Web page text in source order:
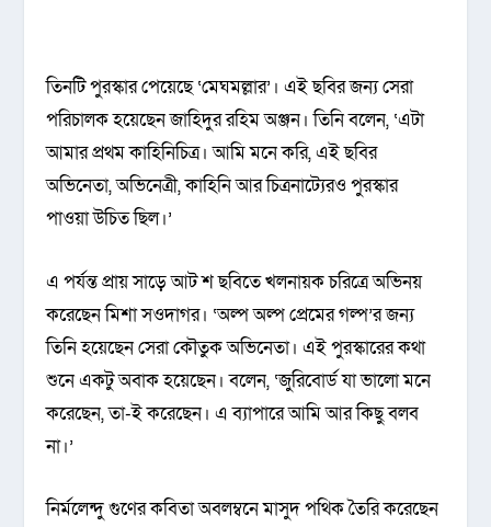
তিনটি পুরস্কার পেয়েছে ‘মেঘমল্লার’। এই ছবির জন্য সেরা
পরিচালক হয়েছেন জাহিদুর রহিম অঞ্জন। তিনি বলেন, ‘এটা
আমার প্রথম কাহিনিচিত্র। আমি মনে করি, এই ছবির
অভিনেতা, অভিনেত্রী, কাহিনি আর চিত্রনাট্যেরও পুরস্কার
পাওয়া উচিত ছিল।’
এ পর্যন্ত প্রায় সাড়ে আট শ ছবিতে খলনায়ক চরিত্রে অভিনয়
করেছেন মিশা সওদাগর। ‘অল্প অল্প প্রেমের গল্প’র জন্য
তিনি হয়েছেন সেরা কৌতুক অভিনেতা। এই পুরস্কারের কথা
শুনে একটু অবাক হয়েছেন। বলেন, ‘জুরিবোর্ড যা ভালো মনে
করেছেন, তা-ই করেছেন। এ ব্যাপারে আমি আর কিছু বলব
না।’
নির্মলেন্দু গুণের কবিতা অবলম্বনে মাসুদ পথিক তৈরি করেছেন